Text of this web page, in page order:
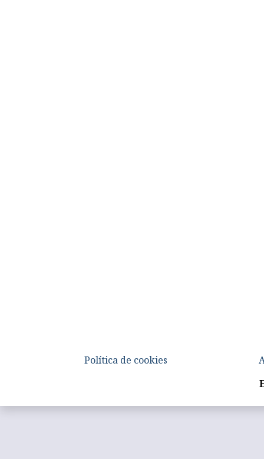
Política de cookies